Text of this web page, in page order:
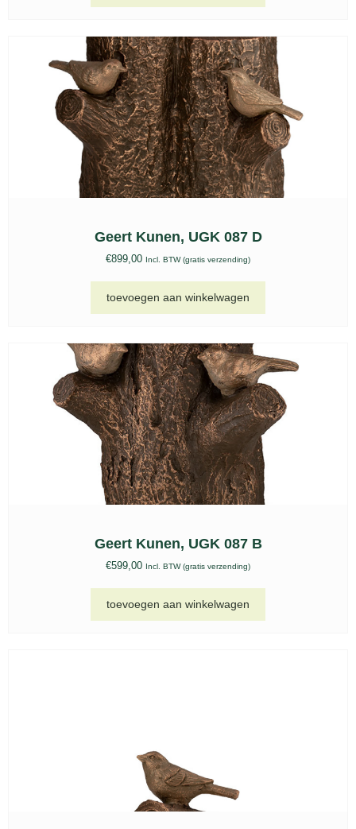
Geert Kunen, UGK 087 D
€899,00 Incl. BTW (gratis verzending)
toevoegen aan winkelwagen
Geert Kunen, UGK 087 B
€599,00 Incl. BTW (gratis verzending)
toevoegen aan winkelwagen